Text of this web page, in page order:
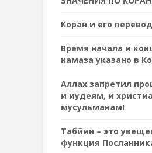
Коран и его перевод
Время начала и
намаза указано в
Аллах запретил
и иудеям, и
мусульманам!
Табйин – это
функция